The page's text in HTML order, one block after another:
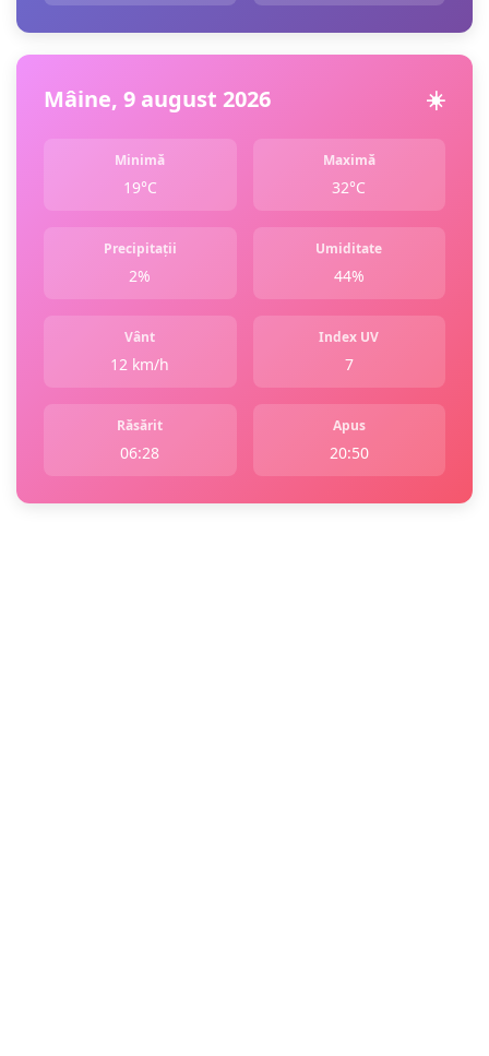
Mâine, 9 august 2026 ☀️
Minimă
19°C
Maximă
32°C
Precipitații
2%
Umiditate
44%
Vânt
12 km/h
Index UV
7
Răsărit
06:28
Apus
20:50